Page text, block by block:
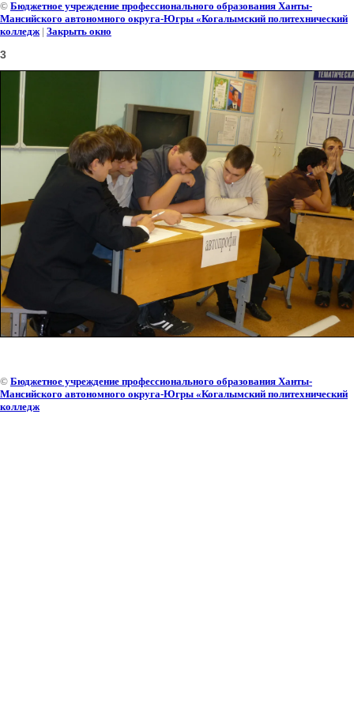
© Бюджетное учреждение профессионального образования Ханты-
Мансийского автономного округа-Югры «Когалымский политехнический
колледж| Закрыть окно
3
© Бюджетное учреждение профессионального образования Ханты-
Мансийского автономного округа-Югры «Когалымский политехнический
колледж